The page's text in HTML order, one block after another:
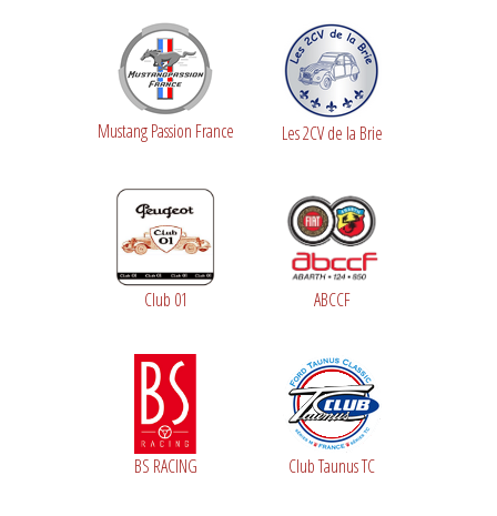
Mustang Passion France Les 2CV de la Brie
Club 01 ABCCF
BS RACING Club Taunus TC